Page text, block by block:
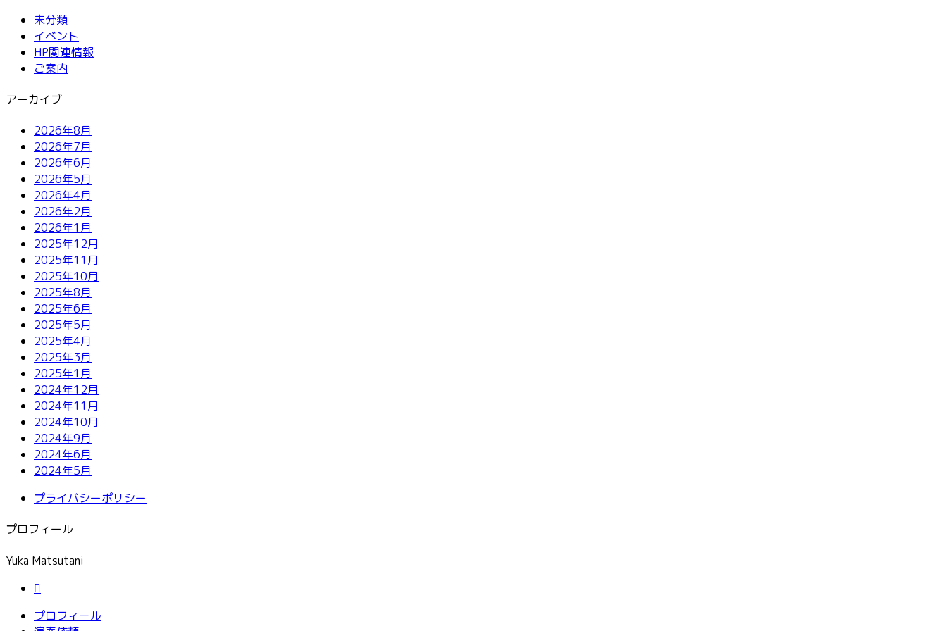
未分類
イベント
HP関連情報
ご案内
アーカイブ
2026年8月
2026年7月
2026年6月
2026年5月
2026年4月
2026年2月
2026年1月
2025年12月
2025年11月
2025年10月
2025年8月
2025年6月
2025年5月
2025年4月
2025年3月
2025年1月
2024年12月
2024年11月
2024年10月
2024年9月
2024年6月
2024年5月
プライバシーポリシー
プロフィール
Yuka Matsutani
プロフィール